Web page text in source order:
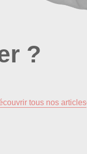
?
tous nos articles